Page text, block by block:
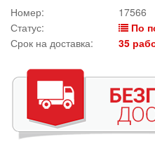
Номер:
17566
Статус:
По
Срок на доставка:
35